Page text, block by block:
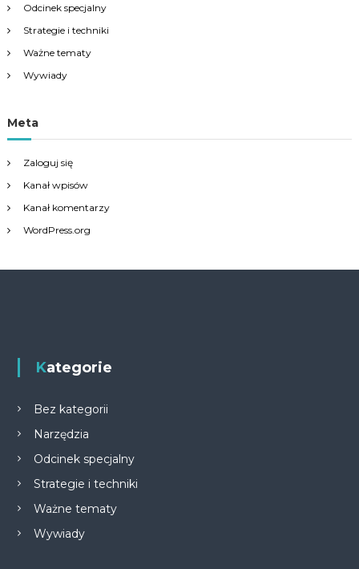
Odcinek specjalny
Strategie i techniki
Ważne tematy
Wywiady
Meta
Zaloguj się
Kanał wpisów
Kanał komentarzy
WordPress.org
Kategorie
Bez kategorii
Narzędzia
Odcinek specjalny
Strategie i techniki
Ważne tematy
Wywiady